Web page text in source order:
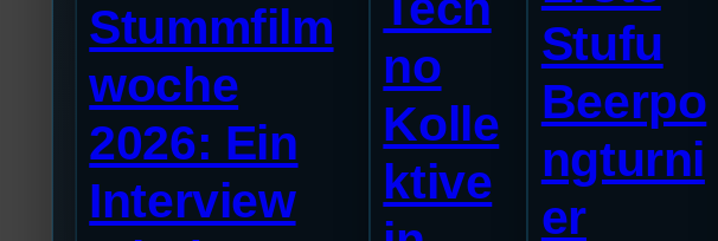
Stummfilm
woche
2026: Ein
Interview
no
Kolle
ktive
Stufu
Beerpo
ngturni
er